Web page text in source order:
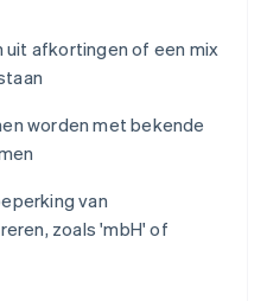
uit afkortingen of een mix
worden met bekende
van
zoals 'mbH' of